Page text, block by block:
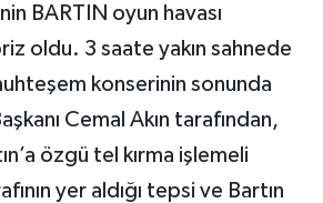
BARTIN oyun havası
oldu. 3 saate yakın sahnede
konserinin sonunda
Cemal Akın tarafından,
özgü tel kırma işlemeli
yer aldığı tepsi ve Bartın